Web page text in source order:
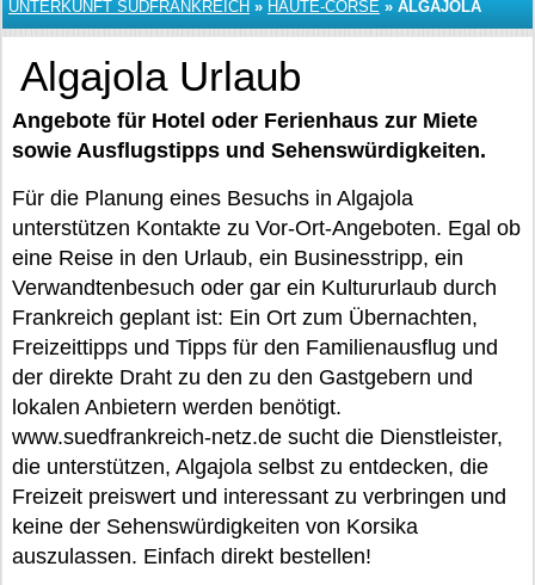
UNTERKUNFT SÜDFRANKREICH » HAUTE-CORSE » ALGAJOLA
Algajola Urlaub
Angebote für Hotel oder Ferienhaus zur Miete
sowie Ausflugstipps und Sehenswürdigkeiten.
Für die Planung eines Besuchs in Algajola
unterstützen Kontakte zu Vor-Ort-Angeboten. Egal ob
eine Reise in den Urlaub, ein Businesstripp, ein
Verwandtenbesuch oder gar ein Kultururlaub durch
Frankreich geplant ist: Ein Ort zum Übernachten,
Freizeittipps und Tipps für den Familienausflug und
der direkte Draht zu den zu den Gastgebern und
lokalen Anbietern werden benötigt.
www.suedfrankreich-netz.de sucht die Dienstleister,
die unterstützen, Algajola selbst zu entdecken, die
Freizeit preiswert und interessant zu verbringen und
keine der Sehenswürdigkeiten von Korsika
auszulassen. Einfach direkt bestellen!